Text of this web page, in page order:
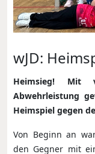
wJD:
Heimsieg! Mit
Abwehrleistung
Heimspiel gegen
Von Beginn an
den Gegner mit